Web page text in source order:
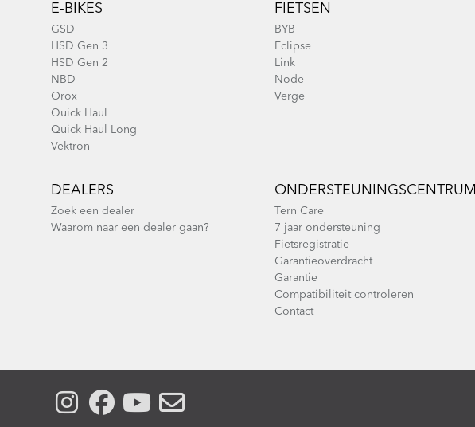
E-BIKES
GSD
HSD Gen 3
HSD Gen 2
NBD
Orox
Quick Haul
Quick Haul Long
Vektron
FIETSEN
BYB
Eclipse
Link
Node
Verge
DEALERS
Zoek een dealer
Waarom naar een dealer gaan?
ONDERSTEUNINGSCENTRUM
Tern Care
7 jaar ondersteuning
Fietsregistratie
Garantieoverdracht
Garantie
Compatibiliteit controleren
Contact